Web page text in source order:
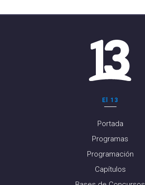
El 13
Portada
Programas
Programación
Capítulos